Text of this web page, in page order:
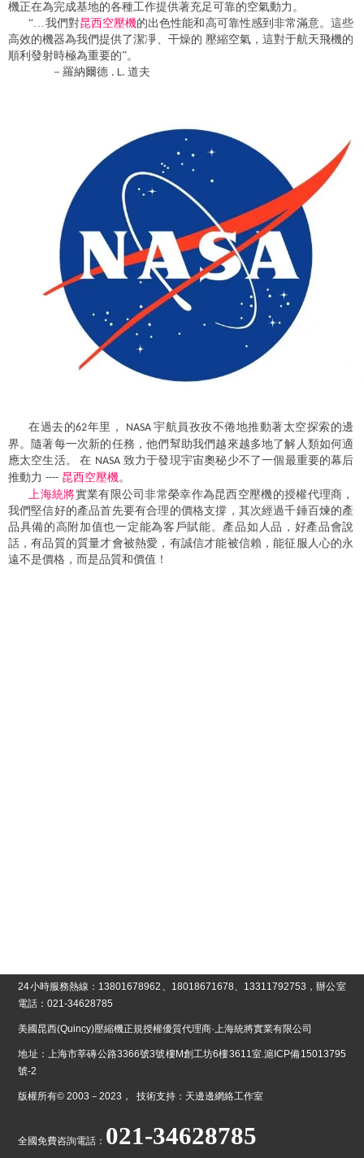
機正在為完成基地的各種工作提供著充足可靠的空氣動力。
“…我們對昆西空壓機的出色性能和高可靠性感到非常滿意。這些
高效的機器為我們提供了潔凈、干燥的 壓縮空氣，這對于航天飛機的
順利發射時極為重要的”。
－羅納爾德 . L.道夫
在過去的62年里， NASA 宇航員孜孜不倦地推動著太空探索的邊
界。隨著每一次新的任務，他們幫助我們越來越多地了解人類如何適
應太空生活。
在 NASA 致力于發現宇宙奧秘少不了一個最重要的幕后
推動力 ---- 昆西空壓機。
上海統將實業有限公司非常榮幸作為昆西空壓機的授權代理商，
我們堅信好的產品首先要有合理的價格支撐，其次經過千錘百煉的產
品具備的高附加值也一定能為客戶賦能。產品如人品，好產品會說
話，有品質的質量才會被熱愛，有誠信才能被信賴，能征服人心的永
遠不是價格，而是品質和價值！
24小時服務熱線：13801678962、18018671678、13311792753，辦公室
電話：021-34628785
美國昆西(Quincy)壓縮機正規授權優質代理商·上海統將實業有限公司
地址：上海市莘磚公路3366號3號樓M創工坊6樓3611室. 滬ICP備15013795
號-2
版權所有© 2003－2023， 技術支持：天邊邊網絡工作室
全國免費咨詢電話： 021-34628785